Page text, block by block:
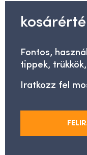
Fontos,
tippek,
Iratkozz fel